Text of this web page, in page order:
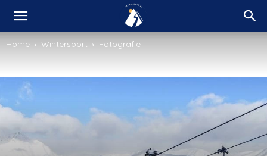
Home Wintersport Fotografie